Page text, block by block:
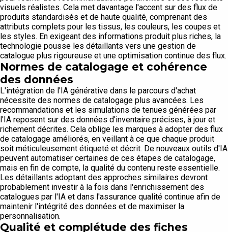
visuels réalistes. Cela met davantage l'accent sur des flux de
produits standardisés et de haute qualité, comprenant des
attributs complets pour les tissus, les couleurs, les coupes et
les styles. En exigeant des informations produit plus riches, la
technologie pousse les détaillants vers une gestion de
catalogue plus rigoureuse et une optimisation continue des flux.
Normes de catalogage et cohérence
des données
L'intégration de l'IA générative dans le parcours d'achat
nécessite des normes de catalogage plus avancées. Les
recommandations et les simulations de tenues générées par
l'IA reposent sur des données d'inventaire précises, à jour et
richement décrites. Cela oblige les marques à adopter des flux
de catalogage améliorés, en veillant à ce que chaque produit
soit méticuleusement étiqueté et décrit. De nouveaux outils d'IA
peuvent automatiser certaines de ces étapes de catalogage,
mais en fin de compte, la qualité du contenu reste essentielle.
Les détaillants adoptant des approches similaires devront
probablement investir à la fois dans l'enrichissement des
catalogues par l'IA et dans l'assurance qualité continue afin de
maintenir l'intégrité des données et de maximiser la
personnalisation.
Qualité et complétude des fiches